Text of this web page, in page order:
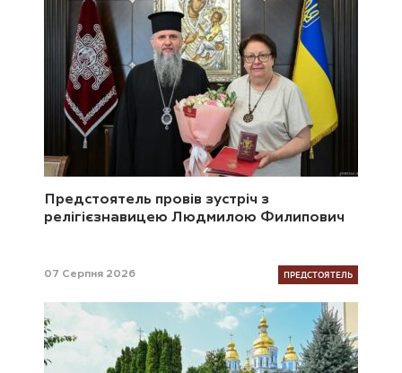
Предстоятель провів зустріч з
релігієзнавицею Людмилою Филипович
07 Серпня 2026 ПРЕДСТОЯТЕЛЬ